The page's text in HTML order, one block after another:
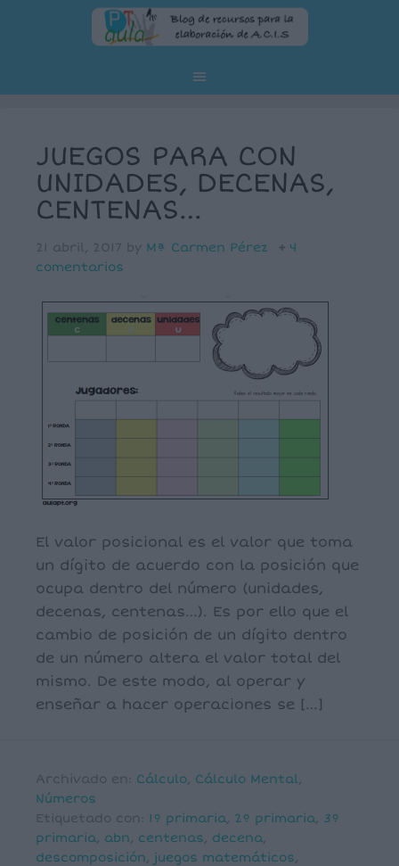
JUEGOS PARA CON
UNIDADES, DECENAS,
CENTENAS…
21 abril, 2017 by Mª Carmen Pérez
4
comentarios
El valor posicional es el valor que toma
un dígito de acuerdo con la posición que
ocupa dentro del número (unidades,
decenas, centenas…). Es por ello que el
cambio de posición de un dígito dentro
de un número altera el valor total del
mismo. De este modo, al operar y
enseñar a hacer operaciones se […]
Archivado en: Cálculo, Cálculo Mental,
Números
Etiquetado con: 1º primaria, 2º primaria, 3º
primaria, abn, centenas, decena,
descomposición, juegos matemáticos,